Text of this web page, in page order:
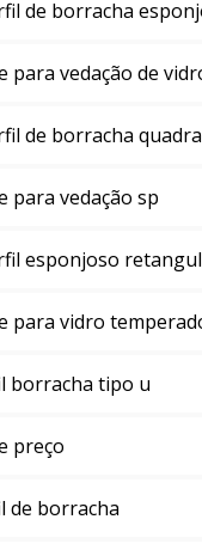
de silicone
esponjoso
retangular
temperatura
de borracha
perfil retangular